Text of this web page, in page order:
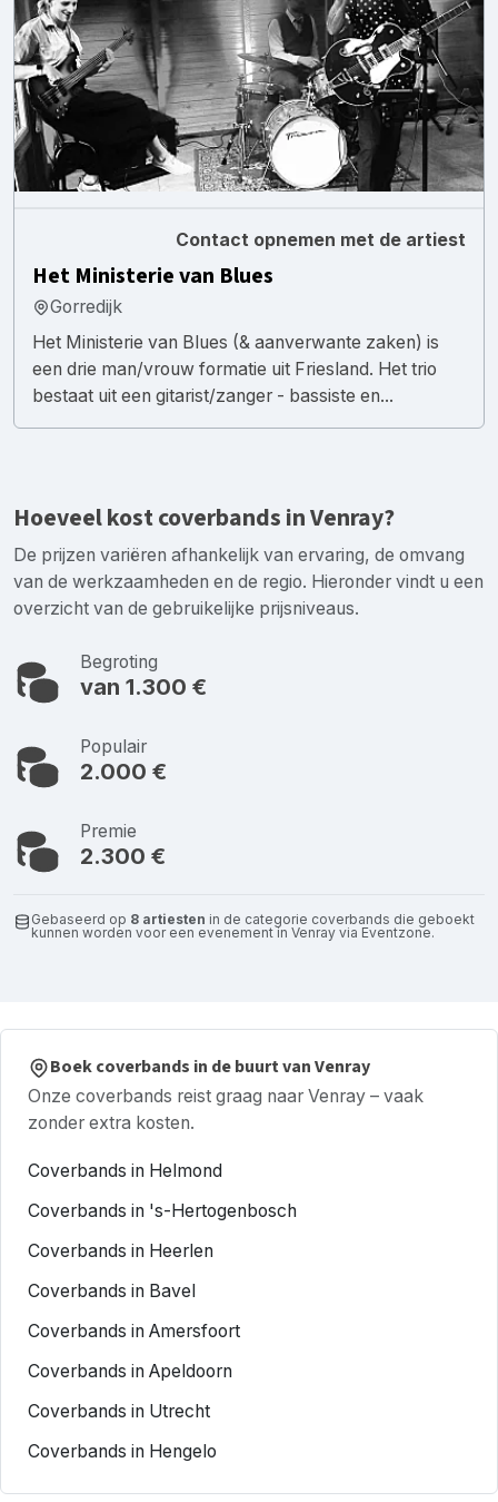
Contact opnemen met de artiest
Het Ministerie van Blues
Gorredijk
Het Ministerie van Blues (& aanverwante zaken) is
een drie man/vrouw formatie uit Friesland. Het trio
bestaat uit een gitarist/zanger - bassiste en...
Hoeveel kost coverbands in Venray?
De prijzen variëren afhankelijk van ervaring, de omvang
van de werkzaamheden en de regio. Hieronder vindt u een
overzicht van de gebruikelijke prijsniveaus.
Begroting
van 1.300 €
Populair
2.000 €
Premie
2.300 €
Gebaseerd op 8 artiesten in de categorie coverbands die geboekt
kunnen worden voor een evenement in Venray via Eventzone.
Boek coverbands in de buurt van Venray
Onze coverbands reist graag naar Venray – vaak
zonder extra kosten.
Coverbands in Helmond
Coverbands in 's-Hertogenbosch
Coverbands in Heerlen
Coverbands in Bavel
Coverbands in Amersfoort
Coverbands in Apeldoorn
Coverbands in Utrecht
Coverbands in Hengelo